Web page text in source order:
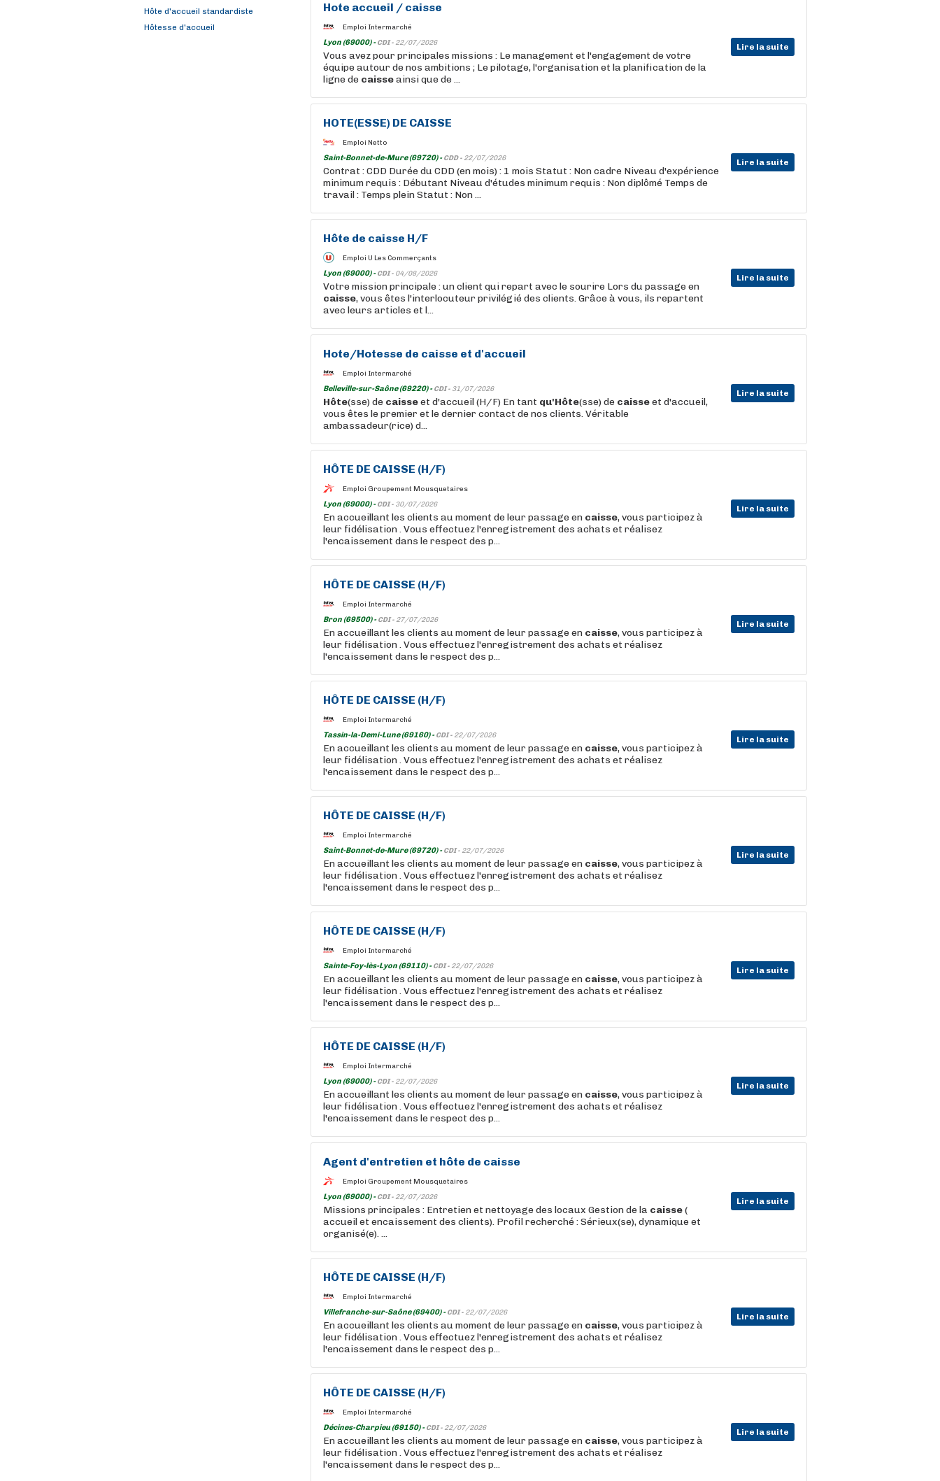
Hôte d'accueil standardiste
Hôtesse d'accueil
Hote accueil / caisse
Emploi Intermarché
Lyon (69000) -CDI - 22/07/2026 Lire la suite
Vous avez pour principales missions : Le management et l'engagement de votre
équipe autour de nos ambitions ; Le pilotage, l'organisation et la planification de la
ligne de caisseainsi que de ...
HOTE(ESSE) DE CAISSE
Emploi Netto
Saint-Bonnet-de-Mure (69720) -CDD - 22/07/2026 Lire la suite
Contrat : CDD Durée du CDD (en mois) : 1 mois Statut : Non cadre Niveau d'expérience
minimum requis : Débutant Niveau d'études minimum requis : Non diplômé Temps de
travail : Temps plein Statut : Non ...
Hôte de caisse H/F
Emploi U Les Commerçants
Lyon (69000) -CDI - 04/08/2026 Lire la suite
Votre mission principale : un client qui repart avec le sourire Lors du passage en
caisse, vous êtes l'interlocuteur privilégié des clients. Grâce à vous, ils repartent
avec leurs articles et l...
Hote/Hotesse de caisse et d'accueil
Emploi Intermarché
Belleville-sur-Saône (69220) -CDI - 31/07/2026 Lire la suite
Hôte(sse) de caisseet d'accueil (H/F) En tant qu'Hôte(sse) de caisseet d'accueil,
vous êtes le premier et le dernier contact de nos clients. Véritable
ambassadeur(rice) d...
HÔTE DE CAISSE (H/F)
Emploi Groupement Mousquetaires
Lyon (69000) -CDI - 30/07/2026 Lire la suite
En accueillant les clients au moment de leur passage en caisse, vous participez à
leur fidélisation . Vous effectuez l'enregistrement des achats et réalisez
l'encaissement dans le respect des p...
HÔTE DE CAISSE (H/F)
Emploi Intermarché
Bron (69500) -CDI - 27/07/2026 Lire la suite
En accueillant les clients au moment de leur passage en caisse, vous participez à
leur fidélisation . Vous effectuez l'enregistrement des achats et réalisez
l'encaissement dans le respect des p...
HÔTE DE CAISSE (H/F)
Emploi Intermarché
Tassin-la-Demi-Lune (69160) -CDI - 22/07/2026 Lire la suite
En accueillant les clients au moment de leur passage en caisse, vous participez à
leur fidélisation . Vous effectuez l'enregistrement des achats et réalisez
l'encaissement dans le respect des p...
HÔTE DE CAISSE (H/F)
Emploi Intermarché
Saint-Bonnet-de-Mure (69720) -CDI - 22/07/2026 Lire la suite
En accueillant les clients au moment de leur passage en caisse, vous participez à
leur fidélisation . Vous effectuez l'enregistrement des achats et réalisez
l'encaissement dans le respect des p...
HÔTE DE CAISSE (H/F)
Emploi Intermarché
Sainte-Foy-lès-Lyon (69110) -CDI - 22/07/2026 Lire la suite
En accueillant les clients au moment de leur passage en caisse, vous participez à
leur fidélisation . Vous effectuez l'enregistrement des achats et réalisez
l'encaissement dans le respect des p...
HÔTE DE CAISSE (H/F)
Emploi Intermarché
Lyon (69000) -CDI - 22/07/2026 Lire la suite
En accueillant les clients au moment de leur passage en caisse, vous participez à
leur fidélisation . Vous effectuez l'enregistrement des achats et réalisez
l'encaissement dans le respect des p...
Agent d'entretien et hôte de caisse
Emploi Groupement Mousquetaires
Lyon (69000) -CDI - 22/07/2026 Lire la suite
Missions principales : Entretien et nettoyage des locaux Gestion de la caisse(
accueil et encaissement des clients). Profil recherché : Sérieux(se), dynamique et
organisé(e). ...
HÔTE DE CAISSE (H/F)
Emploi Intermarché
Villefranche-sur-Saône (69400) -CDI - 22/07/2026 Lire la suite
En accueillant les clients au moment de leur passage en caisse, vous participez à
leur fidélisation . Vous effectuez l'enregistrement des achats et réalisez
l'encaissement dans le respect des p...
HÔTE DE CAISSE (H/F)
Emploi Intermarché
Décines-Charpieu (69150) -CDI - 22/07/2026 Lire la suite
En accueillant les clients au moment de leur passage en caisse, vous participez à
leur fidélisation . Vous effectuez l'enregistrement des achats et réalisez
l'encaissement dans le respect des p...